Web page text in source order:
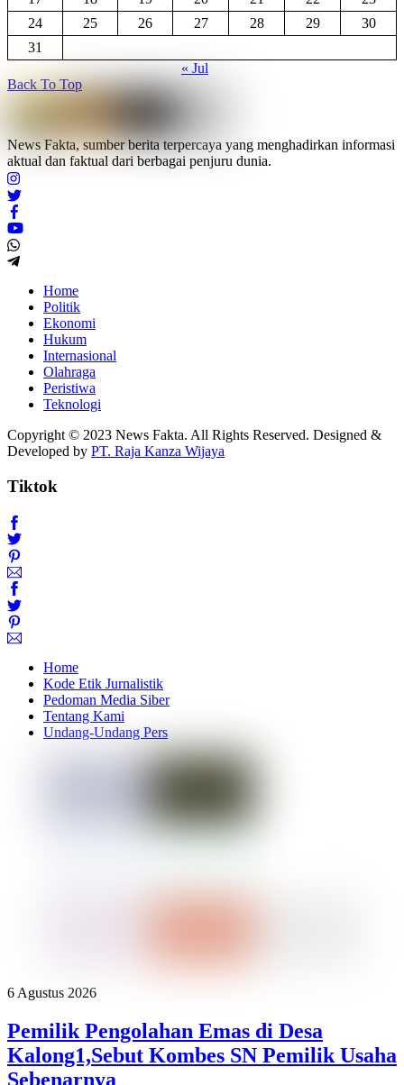
24
25 26 27 28 29
30
31
« Jul
Back To Top
News Fakta, sumber berita terpercaya yang menghadirkan informasi
aktual dan faktual dari berbagai penjuru dunia.
Home
Politik
Ekonomi
Hukum
Internasional
Olahraga
Peristiwa
Teknologi
Copyright © 2023 News Fakta. All Rights Reserved. Designed &
Developed by PT. Raja Kanza Wijaya
Tiktok
Home
Kode Etik Jurnalistik
Pedoman Media Siber
Tentang Kami
Undang-Undang Pers
6 Agustus 2026
Pemilik Pengolahan Emas di Desa
Kalong1,Sebut Kombes SN Pemilik Usaha
Sebenarnya